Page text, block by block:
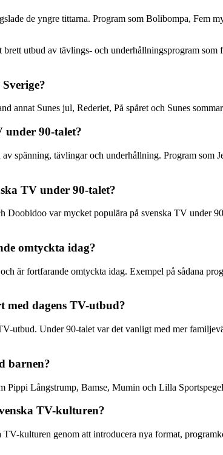
de yngre tittarna. Program som Bolibompa, Fem
utbud av tävlings- och underhållningsprogram
annat Sunes jul, Rederiet, På spåret och Sunes
under 90-talet?
spänning, tävlingar och underhållning. Program som
TV under 90-talet?
var mycket populära på svenska TV under
omtyckta idag?
är fortfarande omtyckta idag. Exempel på sådana
dagens TV-utbud?
utbud. Under 90-talet var det vanligt med mer
barnen?
Pippi Långstrump, Bamse, Mumin och Lilla
TV-kulturen?
kulturen genom att introducera nya format,